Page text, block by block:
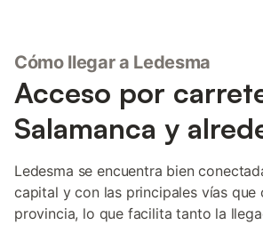
Cómo llegar a Ledesma
Acceso por
Salamanca y
Ledesma se encuentra bien
capital y con las principales vías que
provincia, lo que facilita tanto la